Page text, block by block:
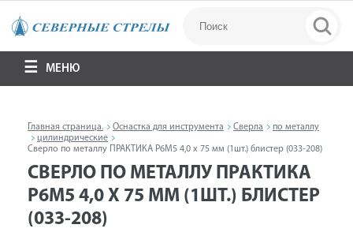
МЕНЮ
Главная страница. Оснастка для инструмента Сверла
по металлу
цилиндрические
Сверло по металлу ПРАКТИКА Р6М5 4,0 х 75 мм (1шт.) блистер (033-208)
СВЕРЛО ПО МЕТАЛЛУ ПРАКТИКА
Р6М5 4,0 Х 75 ММ (1ШТ.) БЛИСТЕР
(033-208)